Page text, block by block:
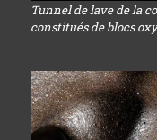
Tunnel de lave de la
constitués de blocs